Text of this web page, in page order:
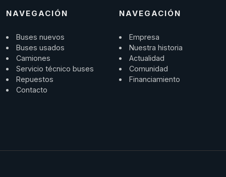
NAVEGACIÓN
Buses nuevos
Buses usados
Camiones
Servicio técnico buses
Repuestos
Contacto
NAVEGACIÓN
Empresa
Nuestra historia
Actualidad
Comunidad
Financiamiento